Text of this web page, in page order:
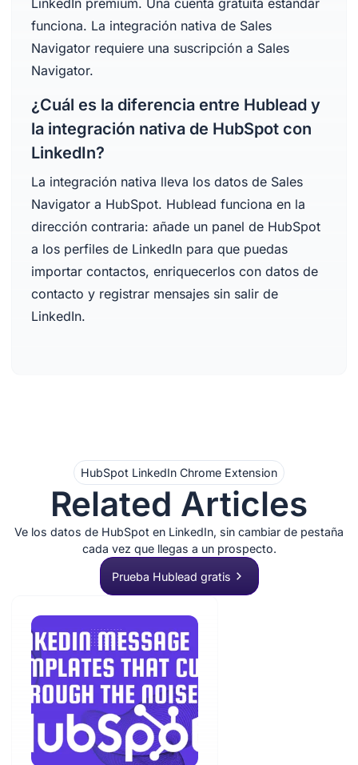
LinkedIn premium. Una cuenta gratuita estándar
funciona. La integración nativa de Sales
Navigator requiere una suscripción a Sales
Navigator.
¿Cuál es la diferencia entre Hublead y
la integración nativa de HubSpot con
LinkedIn?
La integración nativa lleva los datos de Sales
Navigator a HubSpot. Hublead funciona en la
dirección contraria: añade un panel de HubSpot
a los perfiles de LinkedIn para que puedas
importar contactos, enriquecerlos con datos de
contacto y registrar mensajes sin salir de
LinkedIn.
HubSpot LinkedIn Chrome Extension
Related Articles
Ve los datos de HubSpot en LinkedIn, sin cambiar de pestaña
cada vez que llegas a un prospecto.
Prueba Hublead gratis